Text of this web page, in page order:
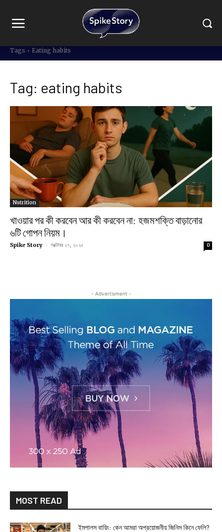
Tags Eating habits
Tag: eating habits
Nutrition
খাওয়ার পর কী করবেন আর কী করবেন না: হজমশক্তি বাড়ানোর
৬টি গোপন নিয়ম।
Spike Story - অক্টোবর ২৭, ২০২৫ 0
- Advertisment -
MOST READ
ইমপালস বায়িং: কেন আমরা অপ্রয়োজনীয় জিনিস কিনে ফেলি?